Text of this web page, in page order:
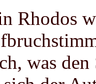
Rhodos
was